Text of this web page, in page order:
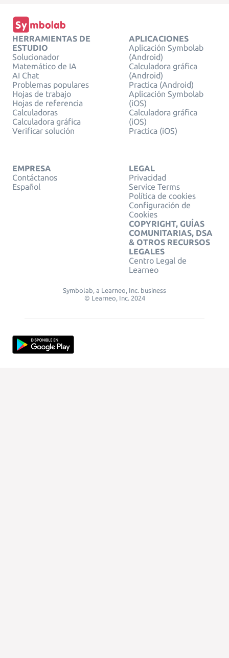
HERRAMIENTAS DE
ESTUDIO
Solucionador
Matemático de IA
AI Chat
Problemas populares
Hojas de trabajo
Hojas de referencia
Calculadoras
Calculadora gráfica
Verificar solución
APLICACIONES
Aplicación Symbolab
(Android)
Calculadora gráfica
(Android)
Practica (Android)
Aplicación Symbolab
(iOS)
Calculadora gráfica
(iOS)
Practica (iOS)
EMPRESA
Contáctanos
Español
LEGAL
Privacidad
Service Terms
Política de cookies
Configuración de
Cookies
COPYRIGHT, GUÍAS
COMUNITARIAS, DSA
& OTROS RECURSOS
LEGALES
Centro Legal de
Learneo
Symbolab, a Learneo, Inc. business
© Learneo, Inc. 2024